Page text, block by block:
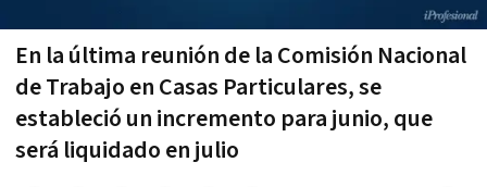
En la última reunión de la Comisión Nacional
de Trabajo en Casas Particulares, se
estableció un incremento para junio, que
será liquidado en julio